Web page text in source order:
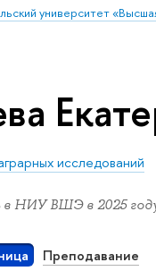
университет
исследований
НИУ ВШЭ в 2025
Преподавание